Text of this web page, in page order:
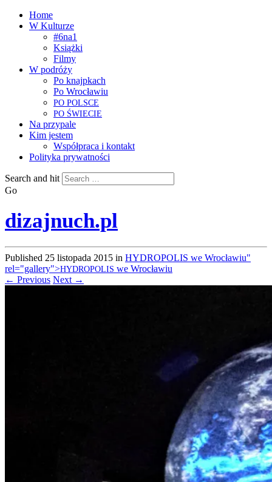
Home
W Kulturze
#6na1
Książki
Filmy
W podróży
Po knajpkach
Po Wrocławiu
PO POLSCE
PO ŚWIECIE
Na przypale
Kim jestem
Współpraca i kontakt
Polityka prywatności
Search and hit
Go
dizajnuch.pl
Published 25 listopada 2015 in HYDROPOLIS we Wrocławiu"
rel="gallery">HYDROPOLIS we Wrocławiu
← Previous Next →